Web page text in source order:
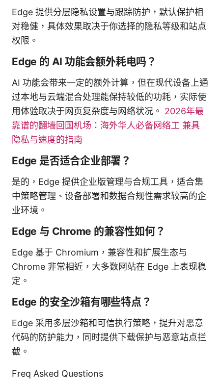
Edge 提供分层隐私设置与跟踪防护，默认保护相
对稳健，具体效果取决于你选择的隐私等级和站点
权限。
Edge 的 AI 功能会额外耗电吗？
AI 功能会带来一定的额外计算，但在现代设备上通
过本地与云端混合处理能保持较低的功耗，实际使
用体验取决于网页复杂度与网络状况。 2026年最
靠谱的翻墙回国机场：海外华人必备网络工 兼具
隐私与速度的指南
Edge 是否适合企业部署？
是的，Edge 提供企业版管理与合规工具，适合集
中策略管理、设备部署和数据合规性需求较高的企
业环境。
Edge 与 Chrome 的兼容性如何？
Edge 基于 Chromium，兼容性和扩展生态与
Chrome 非常相近，大多数网站在 Edge 上表现稳
定。
Edge 的安全沙箱有哪些特点？
Edge 采用多层沙箱和可信执行策略，提升对恶意
代码的防护能力，同时提供下载保护与恶意站点拦
截。
Freq Asked Questions